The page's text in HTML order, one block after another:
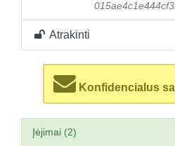
Atrakinti
Konfidencialus
Įėjimai (2)